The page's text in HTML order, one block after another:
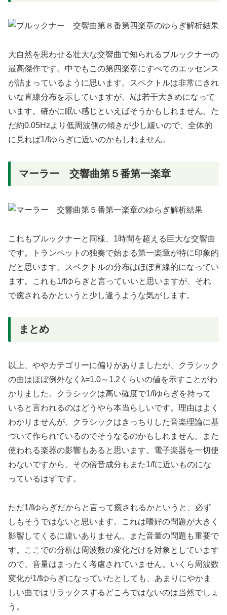
大自然を思わせる壮大な交響曲で知られるブルックナーの
最高傑作です。中でもこの第四楽章にすべてのエッセンス
が詰まっているように思います。スペクトルは非常にきれ
いな直線分布を示していますが、λは若干大きめになって
います。確かに眠い感じといえばそうかもしれません。た
だ約0.05Hzより低周波側の傾きが少し緩いので、全体的
に見れば1/fゆらぎに近いのかもしれません。
マーラー 交響曲第５番第一楽章
これもブルックナーと同様、1時間を超える巨大な交響曲
です。トランペットの独奏で始まる第一楽章が特に印象的
だと思います。スペクトルの分布はほぼ直線的になってい
ます。これも1/fゆらぎと言っていいと思いますが、それ
で癒されるかというと少し違うような気がします。
まとめ
以上、ややカテゴリーに偏りがありましたが、クラシック
の曲はほぼ例外なくλ=1.0～1.2くらいの値を示すことがわ
かりました。クラシックは高い確度で1/fゆらぎを持って
いると言われるのはどうやら本当らしいです。理由はよく
わかりませんが、クラシックはきっちりした音楽理論に基
づいて作られているのでそうなるのかもしれません。また
使われる楽器の影響もあると思います。電子楽器を一切使
わないですから、その倍音成分もまた1/fに近いものにな
っているはずです。
ただ1/fゆらぎだからと言って癒されるかというと、必ず
しもそうではないと思います。これは嗜好の問題が大きく
影響してくるに違いありません。また音量の問題も重要で
す。ここでの分析は周波数の変化だけを対象としています
ので、音量はまったく考慮されていません。いくら周波数
変化が1/fゆらぎになっていたとしても、あまりにやかま
しい曲ではリラックスするどころではないのは当然でしょ
う。